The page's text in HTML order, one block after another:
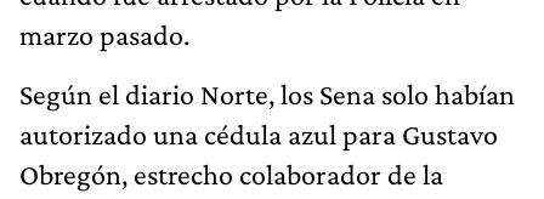
marzo pasado.
Según el diario Norte, los Sena solo habían
autorizado una cédula azul para Gustavo
Obregón, estrecho colaborador de la